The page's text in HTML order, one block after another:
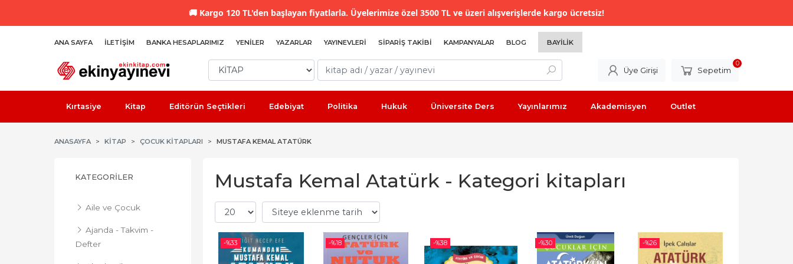
🚚 Kargo 120 TL'den başlayan fiyatlarla. Üyelerimize özel 3500 TL ve üzeri alışverişlerde kargo ücretsiz!
ANA SAYFA İLETIŞIM BANKA HESAPLARIMIZ YENILER YAZARLAR YAYINEVLERI SIPARIŞ TAKIBI KAMPANYALAR BLOG BAYILIK
Üye Girişi Sepetim
0
Kırtasiye Kitap Editörün Seçtikleri Edebiyat Politika Hukuk Üniversite Ders Yayınlarımız Akademisyen Outlet
ANASAYFA KİTAP ÇOCUK KITAPLARI MUSTAFA KEMAL ATATÜRK
KATEGORILER
Aile ve Çocuk
Ajanda - Takvim -
Defter
Mustafa Kemal Atatürk - Kategori kitapları
-%33 -%18 -%38 -%30 -%26